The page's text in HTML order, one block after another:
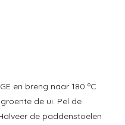
en breng naar 180 ºC
de ui. Pel de
de paddenstoelen